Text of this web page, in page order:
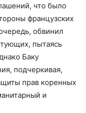
что было
французских
обвинил
пытаясь
Баку
подчеркивая,
прав коренных
и